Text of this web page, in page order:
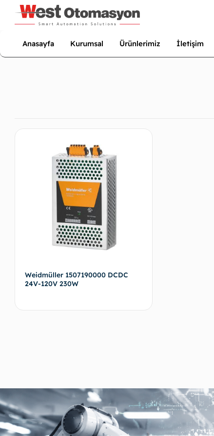
Anasayfa Kurumsal Ürünlerimiz İletişim
Weidmüller 1507190000 DCDC
24V-120V 230W